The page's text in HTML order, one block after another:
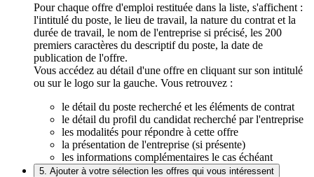
Pour chaque offre d'emploi restituée dans la liste, s'affichent :
l'intitulé du poste, le lieu de travail, la nature du contrat et la
durée de travail, le nom de l'entreprise si précisé, les 200
premiers caractères du descriptif du poste, la date de
publication de l'offre.
Vous accédez au détail d'une offre en cliquant sur son intitulé
ou sur le logo sur la gauche. Vous retrouvez :
le détail du poste recherché et les éléments de contrat
le détail du profil du candidat recherché par l'entreprise
les modalités pour répondre à cette offre
la présentation de l'entreprise (si présente)
les informations complémentaires le cas échéant
5. Ajouter à votre sélection les offres qui vous intéressent